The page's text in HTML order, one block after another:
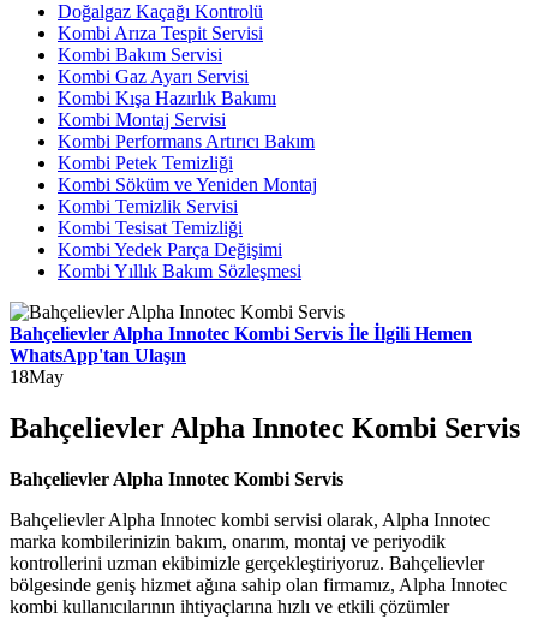
Doğalgaz Kaçağı Kontrolü
Kombi Arıza Tespit Servisi
Kombi Bakım Servisi
Kombi Gaz Ayarı Servisi
Kombi Kışa Hazırlık Bakımı
Kombi Montaj Servisi
Kombi Performans Artırıcı Bakım
Kombi Petek Temizliği
Kombi Söküm ve Yeniden Montaj
Kombi Temizlik Servisi
Kombi Tesisat Temizliği
Kombi Yedek Parça Değişimi
Kombi Yıllık Bakım Sözleşmesi
Bahçelievler Alpha Innotec Kombi Servis İle İlgili Hemen
WhatsApp'tan Ulaşın
18May
Bahçelievler Alpha Innotec Kombi Servis
Bahçelievler Alpha Innotec Kombi Servis
Bahçelievler Alpha Innotec kombi servisi olarak, Alpha Innotec
marka kombilerinizin bakım, onarım, montaj ve periyodik
kontrollerini uzman ekibimizle gerçekleştiriyoruz. Bahçelievler
bölgesinde geniş hizmet ağına sahip olan firmamız, Alpha Innotec
kombi kullanıcılarının ihtiyaçlarına hızlı ve etkili çözümler